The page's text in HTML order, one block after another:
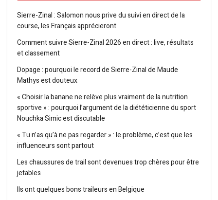
Sierre-Zinal : Salomon nous prive du suivi en direct de la
course, les Français apprécieront
Comment suivre Sierre-Zinal 2026 en direct : live, résultats
et classement
Dopage : pourquoi le record de Sierre-Zinal de Maude
Mathys est douteux
« Choisir la banane ne relève plus vraiment de la nutrition
sportive » : pourquoi l’argument de la diététicienne du sport
Nouchka Simic est discutable
« Tu n’as qu’à ne pas regarder » : le problème, c’est que les
influenceurs sont partout
Les chaussures de trail sont devenues trop chères pour être
jetables
Ils ont quelques bons traileurs en Belgique